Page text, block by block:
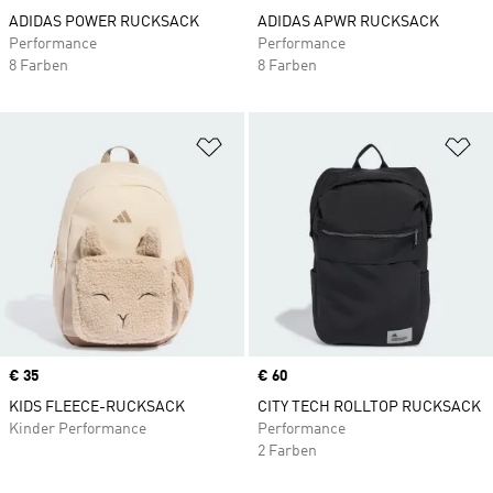
ADIDAS POWER RUCKSACK
Performance
8 Farben
ADIDAS APWR RUCKSACK
Performance
8 Farben
Zur Wunschliste hinzufügen
Price
€ 35
KIDS FLEECE-RUCKSACK
Kinder Performance
Price
€ 60
CITY TECH ROLLTOP RUCKSACK
Performance
2 Farben